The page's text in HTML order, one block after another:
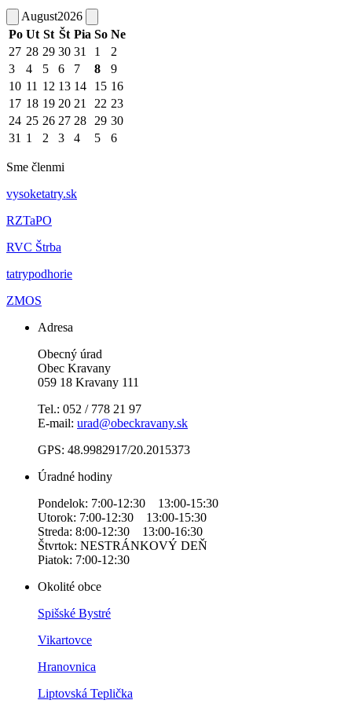
August2026
Po Ut St Št Pia So Ne
27 28 29 30 31 1
2
3
4 5 6 7 8
9
10 11 12 13 14 15 16
17 18 19 20 21 22 23
24 25 26 27 28 29 30
31 1 2 3 4 5 6
Sme členmi
vysoketatry.sk
RZTaPO
RVC Štrba
tatrypodhorie
ZMOS
Adresa
Obecný úrad
Obec Kravany
059 18 Kravany 111
Tel.: 052 / 778 21 97
E-mail: urad@obeckravany.sk
GPS: 48.9982917/20.2015373
Úradné hodiny
Pondelok: 7:00-12:30 13:00-15:30
Utorok: 7:00-12:30 13:00-15:30
Streda: 8:00-12:30 13:00-16:30
Štvrtok: NESTRÁNKOVÝ DEŇ
Piatok: 7:00-12:30
Okolité obce
Spišské Bystré
Vikartovce
Hranovnica
Liptovská Teplička